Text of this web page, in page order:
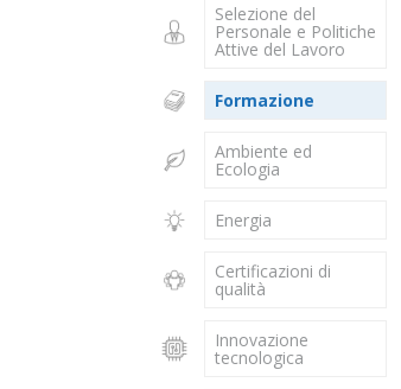
Selezione del
Personale e Politiche
Attive del Lavoro
Formazione
Ambiente ed
Ecologia
Energia
Certificazioni di
qualità
Innovazione
tecnologica